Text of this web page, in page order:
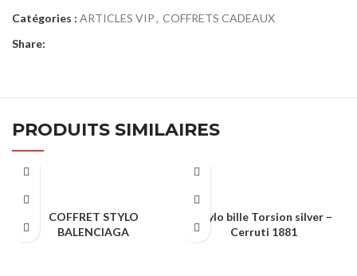
Catégories : ARTICLES VIP, COFFRETS CADEAUX
Share:
PRODUITS SIMILAIRES
COFFRET STYLO
BALENCIAGA
Stylo bille Torsion silver –
Cerruti 1881